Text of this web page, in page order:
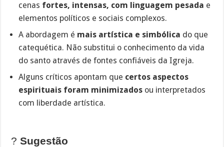
cenas fortes, intensas, com linguagem pesada e
elementos políticos e sociais complexos.
A abordagem é mais artística e simbólica do que
catequética. Não substitui o conhecimento da vida
do santo através de fontes confiáveis da Igreja.
Alguns críticos apontam que certos aspectos
espirituais foram minimizados ou interpretados
com liberdade artística.
?Sugestão